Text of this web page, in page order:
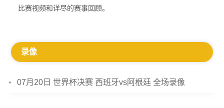
比赛视频和详尽的赛事回顾。
录像
07月20日 世界杯决赛 西班牙vs阿根廷 全场录像